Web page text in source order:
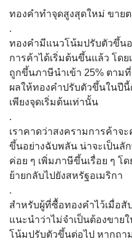
ทองคำทำจุดสูงสุดใหม่ ขาย
.
ทองคำมีแนวโน้มปรับตัวขึ้นอ
การค้าได้เริ่มต้นขึ้นแล้ว โด
ถูกขึ้นภาษีนำเข้า 25% ตาม
ผลให้ทองคำปรับตัวขึ้นในปี
เพียงจุดเริ่มต้นเท่านั้น
.
เราคาดว่าสงครามการค้าจ
ขึ้นอย่างฉับพลัน น่าจะเป็นลั
ค่อย ๆ เพิ่มภาษีขึ้นเรื่อย ๆ โ
ย้ายกลับไปยังสหรัฐอเมริกา
.
สำหรับผู้ที่ซื้อทองคำไว้เมื่อ
แนะนำว่าไม่จำเป็นต้องขาย
โน้มปรับตัวขึ้นต่อไป หากถา